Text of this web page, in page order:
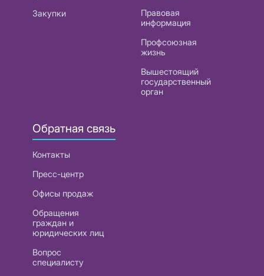
Закупки
Правовая
информация
Профсоюзная
жизнь
Вышестоящий
государственный
орган
Обратная связь
Контакты
Пресс-центр
Офисы продаж
Обращения
граждан и
юридических лиц
Вопрос
специалисту